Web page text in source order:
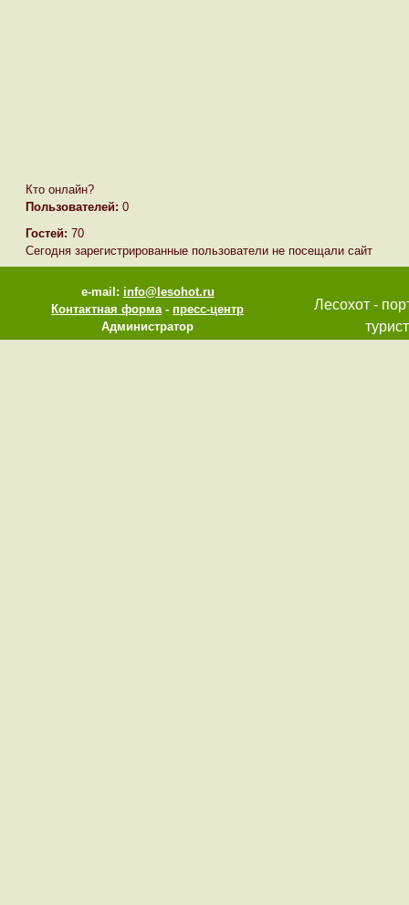
Кто онлайн?
Пользователей: 0
Гостей: 70
Сегодня зарегистрированные пользователи не посещали сайт
e-mail: info@lesohot.ru
Контактная форма-пресс-центр
Администратор
Лесохот -